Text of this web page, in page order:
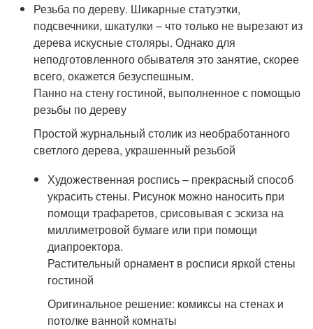
Резьба по дереву. Шикарные статуэтки,
подсвечники, шкатулки – что только не вырезают из
дерева искусные столяры. Однако для
неподготовленного обывателя это занятие, скорее
всего, окажется безуспешным.
Панно на стену гостиной, выполненное с помощью
резьбы по дереву
Простой журнальный столик из необработанного
светлого дерева, украшенный резьбой
Художественная роспись – прекрасный способ
украсить стены. Рисунок можно наносить при
помощи трафаретов, срисовывая с эскиза на
миллиметровой бумаге или при помощи
диапроектора.
Растительный орнамент в росписи яркой стены
гостиной
Оригинальное решение: комиксы на стенах и
потолке ванной комнаты